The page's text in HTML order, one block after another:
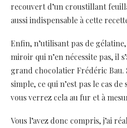
recouvert d’un croustillant
aussi indispensable à cette
Enfin, n’utilisant pas de
miroir qui n’en nécessite pas, il
grand chocolatier Frédéric Bau.
simple, ce qui n’est pas le cas
vous verrez cela au fur et à
Vous l’avez donc compris, j’ai